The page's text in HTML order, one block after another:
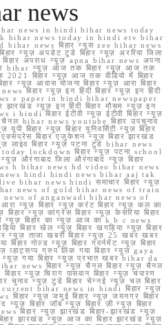
news
news in hindi bihar news today
bihar news today in hindi etv bihar
news बिहार न्यूस zee bihar news
न्यूज़ अपडेट टुडे बिहार न्यूज़ अररिया जिला
बिहार अपराध न्यूज़ apna bihar news अपना
bihar न्यूज़ आज तक बिहार न्यूज़ आज तक
बिहार न्यूज़ आज तक वीडियो में बिहार
न्यूज़ आवास योजना बिहार न्यूज़ आरा बिहार
बिहार न्यूज़ इन हिंदी बिहार न्यूज़ इन हिंदी
e paper in hindi bihar newspaper
झारखंड न्यूज़ इन हिंदी बिहार मौसम न्यूज़ इन
i hindi बिहार ईटीवी न्यूज़ ईटीवी बिहार न्यूज़
चैनल bihar news youtube बिहार उपचुनाव
बिहार न्यूज़ बिहार यूनिवर्सिटी न्यूज़ बिहार
बिहार एजुकेशन न्यूज़ बिहार झारखंड
लाइव बिहार न्यूज़ पटना टुडे bihar news
today lockdown बिहार न्यूज़ पटना school
औरंगाबाद जिला औरंगाबाद न्यूज़ बिहार
h bihar news hd video bihar news
hindi hindi news bihar aaj tak
bihar news hindi समाचार बिहार न्यूज़
news of gold bihar news of train
of anganwadi bihar news of
न्यूज़ बिहार न्यूज़ करंट बिहार न्यूज़ कल का
बिहार न्यूज़ कांग्रेस बिहार न्यूज़ केसरिया बिहार
न्यूज़ बिहार का न्यूज़ आज का k b c news
बिहार खेल न्यूज़ बिहार खगड़िया न्यूज़ बिहार
न्यूज़ ताजा खबरी बिहार न्यूज़ 25 खबर खबर
बिहार गोल्ड न्यूज़ बिहार गवर्नमेंट न्यूज़ बिहार
व्हाट्सप्प ग्रुप लिंक गया बिहार न्यूज़ gaya
न्यूज़ गया बिहार न्यूज़ प्रभात खबर bihar da
news बिहार न्यूज़ चैनल बिहार न्यूज़ चैनल
न्यूज़ चिराग पासवान बिहार न्यूज़ चंपारण
चुनाव न्यूज़ टुडे बिहार चेन्नई न्यूज़ चल बिहार
current bihar news in hindi बिहार न्यूज़
बिहार न्यूज़ जमुई बिहार न्यूज़ जयनगर बिहार
न्यूज़ बिहार जॉब न्यूज़ बिहार ज़ी न्यूज़ बिहार
बिहार न्यूज़ झारखंड बिहार-झारखंड न्यूज़
झारखंड न्यूज़ आज का बिहार झारखंड न्यूज़